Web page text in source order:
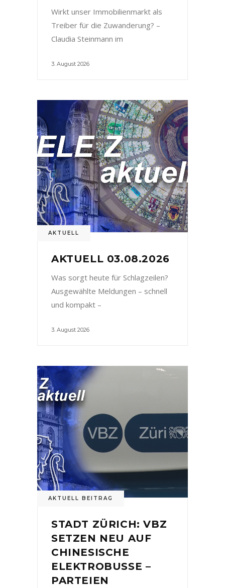
Wirkt unser Immobilienmarkt als
Treiber für die Zuwanderung? –
Claudia Steinmann im
3. August 2026
AKTUELL
AKTUELL 03.08.2026
Was sorgt heute für Schlagzeilen?
Ausgewählte Meldungen – schnell
und kompakt –
3. August 2026
AKTUELL BEITRAG
STADT ZÜRICH: VBZ
SETZEN NEU AUF
CHINESISCHE
ELEKTROBUSSE –
PARTEIEN